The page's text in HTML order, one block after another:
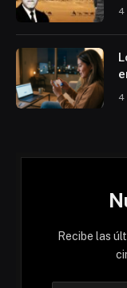
4
4
Recibe las